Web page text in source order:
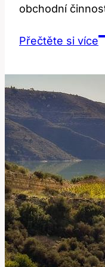
obchodní
Přečtěte si více
a